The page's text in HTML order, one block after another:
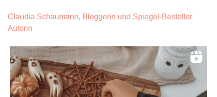
Claudia Schaumann, Bloggerin und Spiegel-Besteller
Autorin